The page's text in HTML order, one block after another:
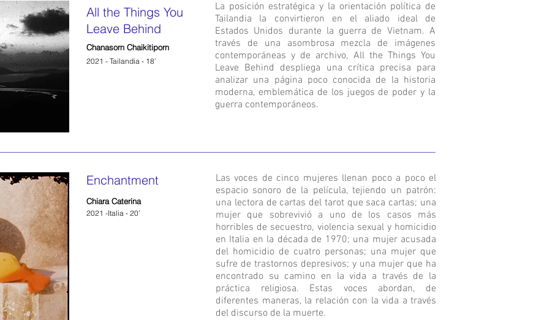
La posición estratégica y la orientación política de
Tailandia la convirtieron en el aliado ideal de
Estados Unidos durante la guerra de Vietnam. A
través de una asombrosa mezcla de imágenes
contemporáneas y de archivo, All the Things You
Leave Behind despliega una crítica precisa para
analizar una página poco conocida de la historia
moderna, emblemática de los juegos de poder y la
guerra contemporáneos.
All the Things You
Leave Behind
Chanasorn Chaikitiporn
2021 - Tailandia - 18’
Enchantment
Chiara Caterina
2021 -Italia - 20’
Las voces de cinco mujeres llenan poco a poco el
espacio sonoro de la película, tejiendo un patrón:
una lectora de cartas del tarot que saca cartas; una
mujer que sobrevivió a uno de los casos más
horribles de secuestro, violencia sexual y homicidio
en Italia en la década de 1970; una mujer acusada
del homicidio de cuatro personas; una mujer que
sufre de trastornos depresivos; y una mujer que ha
encontrado su camino en la vida a través de la
práctica religiosa. Estas voces abordan, de
diferentes maneras, la relación con la vida a través
del discurso de la muerte.